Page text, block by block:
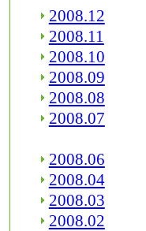
2008.12
2008.11
2008.10
2008.09
2008.08
2008.07
2008.06
2008.04
2008.03
2008.02